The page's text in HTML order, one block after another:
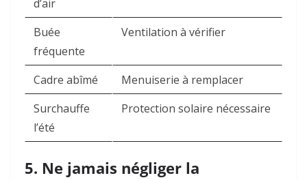
d’air
Buée
fréquente
Ventilation à vérifier
Cadre abîmé
Menuiserie à remplacer
Surchauffe
l’été
Protection solaire nécessaire
5. Ne jamais négliger la